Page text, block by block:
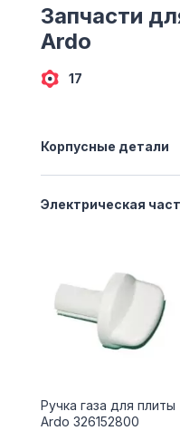
(044) 332
Запчасти
Ardo
17
Корпусные детали
Электрическая
Ручка газа для плиты
Ardo 326152800